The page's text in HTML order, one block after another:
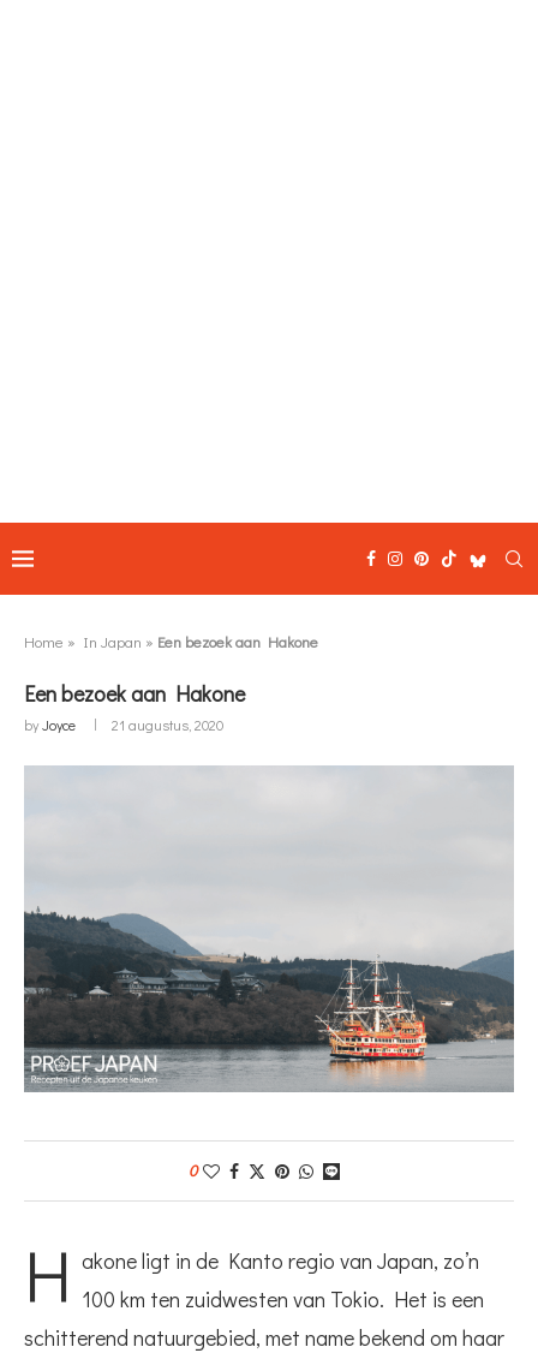
Home » In Japan » Een bezoek aan Hakone
Een bezoek aan Hakone
byJoyce 21 augustus, 2020
0
H akone ligt in de Kanto regio van Japan, zo’n
100 km ten zuidwesten van Tokio. Het is een
schitterend natuurgebied, met name bekend om haar